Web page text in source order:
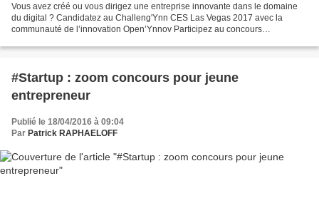
Vous avez créé ou vous dirigez une entreprise innovante dans le domaine
du digital ? Candidatez au Challeng'Ynn CES Las Vegas 2017 avec la
communauté de l’innovation Open’Ynnov Participez au concours
#Startup : zoom concours pour jeune
entrepreneur
Publié le 18/04/2016 à 09:04
Par Patrick RAPHAELOFF